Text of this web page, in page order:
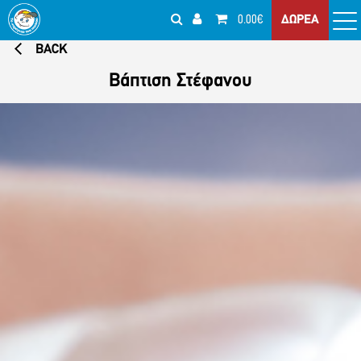
0.00€ ΔΩΡΕΑ
BACK
Βάπτιση Στέφανου